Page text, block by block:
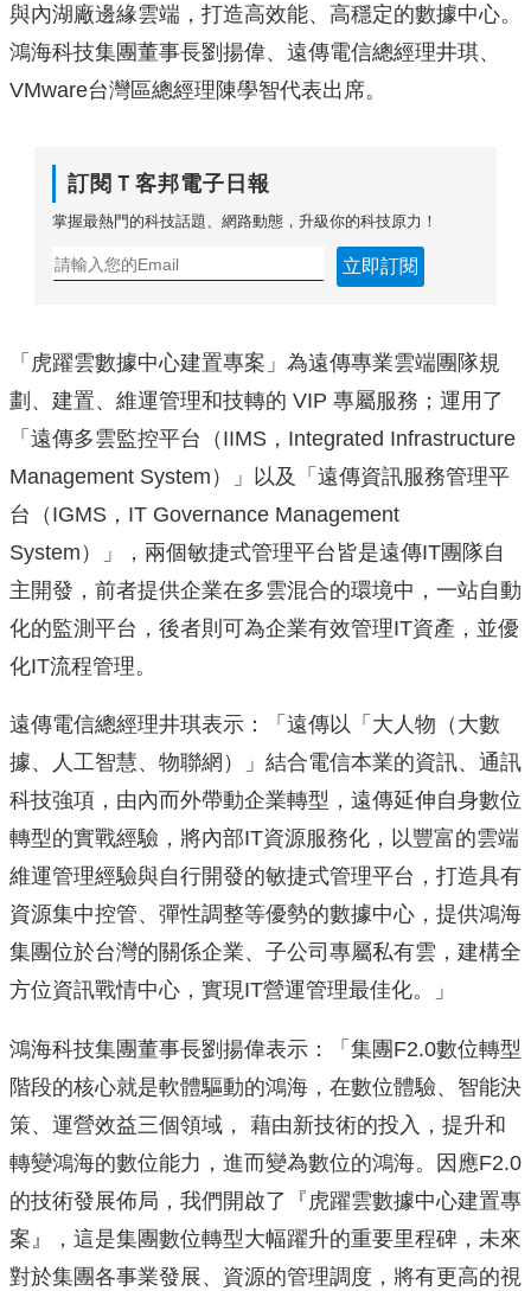
與內湖廠邊緣雲端，打造高效能、 高穩定的數據中心。
鴻海科技集團董事長劉揚偉、 遠傳電信總經理井琪、
VMware台灣區總經理陳學智代表出席。
訂閱Ｔ客邦電子日報
掌握最熱門的科技話題、網路動態，升級你的科技原力！
立即訂閱
「虎躍雲數據中心建置專案」為遠傳專業雲端團隊規
劃、建置、 維運管理和技轉的 VIP 專屬服務；運用了
「遠傳多雲監控平台（IIMS，Integrated Infrastructure
Management System）」以及「遠傳資訊服務管理平
台（IGMS，IT Governance Management
System）」，兩個敏捷式管理平台皆是遠傳IT團隊自
主開發 ，前者提供企業在多雲混合的環境中，一站自動
化的監測平台， 後者則可為企業有效管理IT資產，並優
化IT流程管理。
遠傳電信總經理井琪表示：「遠傳以「大人物（大數
據、人工智慧、 物聯網）」結合電信本業的資訊、通訊
科技強項， 由內而外帶動企業轉型，遠傳延伸自身數位
轉型的實戰經驗，將內部IT資源服務化， 以豐富的雲端
維運管理經驗與自行開發的敏捷式管理平台， 打造具有
資源集中控管、彈性調整等優勢的數據中心， 提供鴻海
集團位於台灣的關係企業、子公司專屬私有雲， 建構全
方位資訊戰情中心，實現IT營運管理最佳化。」
鴻海科技集團董事長劉揚偉表示：「集團F2.0數位轉型
階段的核心就是軟體驅動的鴻海，在數位體驗、智能決
策、 運營效益三個領域， 藉由新技術的投入，提升和
轉變鴻海的數位能力， 進而變為數位的鴻海。因應F2.0
的技術發展佈局，我們開啟了『 虎躍雲數據中心建置專
案』， 這是集團數位轉型大幅躍升的重要里程碑， 未來
對於集團各事業發展、資源的管理調度， 將有更高的視